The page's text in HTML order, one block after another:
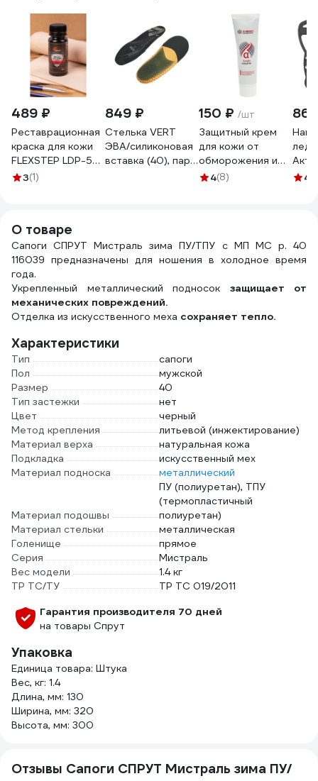
489 ₽
Реставрационная
краска для кожи
FLEXSTEP LDP-50
50 мл, черный
3(1)
849 ₽
Стелька VERT
ЭВА/силиконовая
вставка (40), пар,
150 ₽ /шт
Защитный крем
для кожи от
обморожения и
обветривания
4(8) 4.5
О товаре
Сапоги СПРУТ Мистраль зима ПУ/ТПУ с МП МС р. 40
116039 предназначены для ношения в холодное время
года.
Укрепленный металлический подносок защищает от
механических повреждений.
Отделка из искусственного меха сохраняет тепло.
Характеристики
Тип
сапоги
Пол
мужской
Размер
40
Тип застежки
нет
Цвет
черный
Метод крепления
литьевой (инжектирование)
Материал верха
натуральная кожа
Подкладка
искусственный мех
Материал подноска
металлический
Материал подошвы
ПУ (полиуретан), ТПУ
(термопластичный
полиуретан)
Материал стельки
металлическая
Голенище
прямое
Серия
Мистраль
Вес модели
1.4 кг
ТР ТС/ТУ
ТР ТС 019/2011
Гарантия производителя 70 дней
на товары Спрут
Упаковка
Единица товара: Штука
Вес, кг: 1.4
Длина, мм: 130
Ширина, мм: 320
Высота, мм: 300
Отзывы Сапоги СПРУТ Мистраль зима ПУ/